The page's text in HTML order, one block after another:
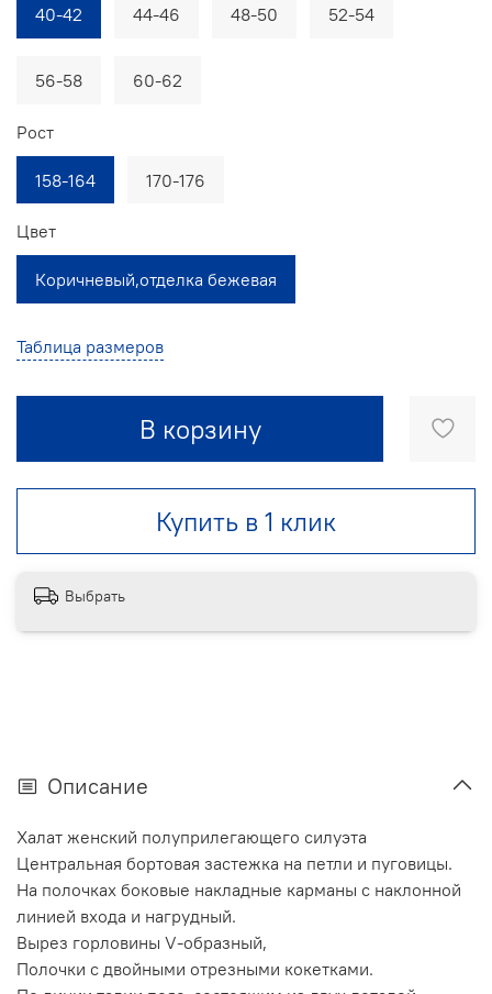
Таблица размеров
В корзину
Купить в 1 клик
40-42 44-46 48-50 52-54
56-58 60-62
Рост
158-164 170-176
Цвет
Коричневый,отделка бежевая
Выбрать
Описание
Халат женский полуприлегающего силуэта
Центральная бортовая застежка на петли и пуговицы.
На полочках боковые накладные карманы с наклонной
линией входа и нагрудный.
Вырез горловины V-образный,
Полочки с двойными отрезными кокетками.